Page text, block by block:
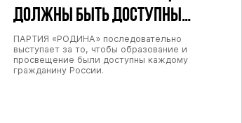
ДОЛЖНЫ БЫТЬ ДОСТУПНЫ
КАЖДОМУ ГРАЖДАНИНУ РОССИИ
ПАРТИЯ «РОДИНА» последовательно
выступает за то, чтобы образование и
просвещение были доступны каждому
гражданину России.